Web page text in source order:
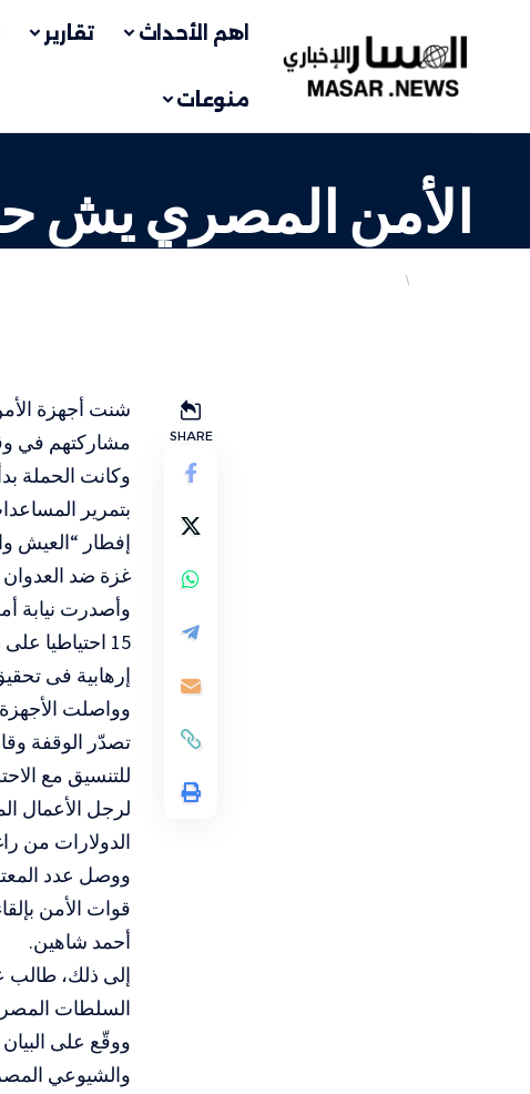
اهم الأحداث تقارير
منوعات
الأمن المصري يش
أهم الاخبارعربي
SHARE
مشاركتهم في
وكانت الحملة
بتمرير
إفطار “العيش
غزة ضد
إرهابية فى
وواصلت
تصدّر الوقفة
للتنسيق مع
لرجل الأعمال
الدولارات من
قوات الأمن
أحمد شاهين.
إلى ذلك، طالب
السلطات
ووقّع على
والشيوعي